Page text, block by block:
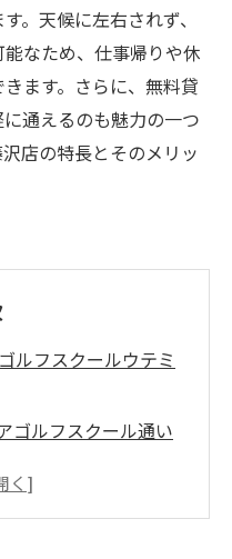
。天候に左右されず、
なため、仕事帰りや休
ます。さらに、無料貸
通えるのも魅力の一つ
店の特長とそのメリッ
ルフスクールウテミ
ゴルフスクール通い
めるインドアゴルフ